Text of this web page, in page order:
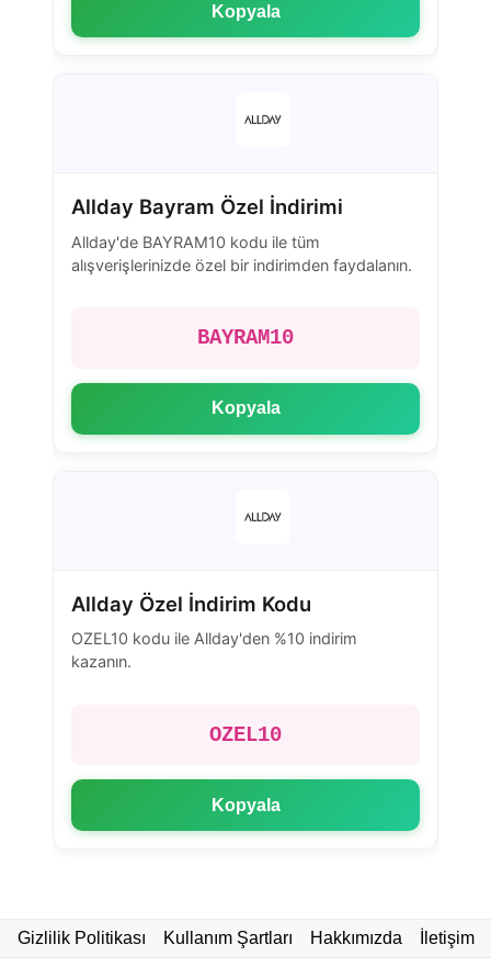
Kopyala
Allday Bayram Özel İndirimi
Allday'de BAYRAM10 kodu ile tüm
alışverişlerinizde özel bir indirimden faydalanın.
BAYRAM10
Kopyala
Allday Özel İndirim Kodu
OZEL10 kodu ile Allday'den %10 indirim
kazanın.
OZEL10
Kopyala
Gizlilik Politikası Kullanım Şartları Hakkımızda İletişim